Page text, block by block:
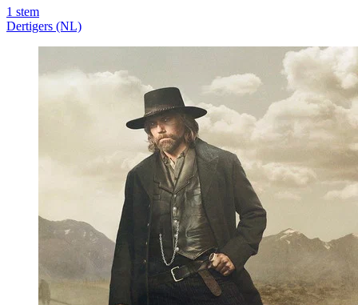
1 stem
Dertigers (NL)